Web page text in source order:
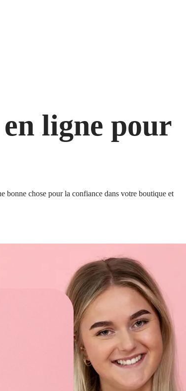
ligne pour
bonne chose pour la confiance dans votre boutique et